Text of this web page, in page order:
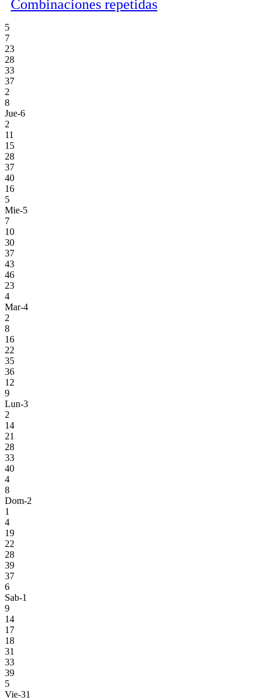
Combinaciones repetidas
5
7
23
28
33
37
2
8
Jue-6
2
11
15
28
37
40
16
5
Mie-5
7
10
30
37
43
46
23
4
Mar-4
2
8
16
22
35
36
12
9
Lun-3
2
14
21
28
33
40
4
8
Dom-2
1
4
19
22
28
39
37
6
Sab-1
9
14
17
18
31
33
39
5
Vie-31